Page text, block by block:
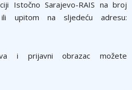
Istočno Sarajevo-RAIS na broj
upitom na sljedeću adresu:
i prijavni obrazac možete